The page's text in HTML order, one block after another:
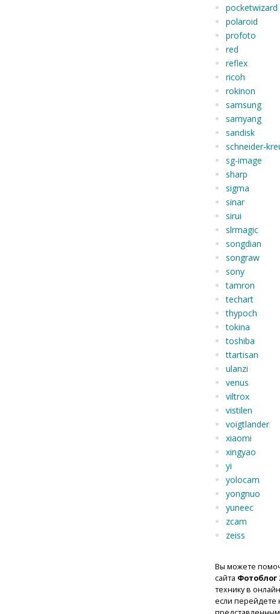
pocketwizard
polaroid
profoto
red
reflex
ricoh
rokinon
samsung
samyang
sandisk
schneider-
sg-image
sharp
sigma
sinar
sirui
slrmagic
songdian
songraw
sony
tamron
techart
thypoch
tokina
toshiba
ttartisan
ulanzi
venus
viltrox
vistilen
voigtlander
xiaomi
xingyao
yi
yolocam
yongnuo
yuneec
zcam
zeiss
Вы можете
сайта Фотоблог
технику в
если перейдете